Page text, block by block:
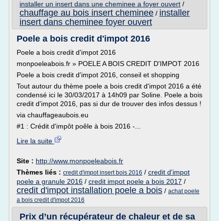
installer un insert dans une cheminee a foyer ouvert /
chauffage au bois insert cheminee / installer
insert dans cheminee foyer ouvert
Poele a bois credit d'impot 2016
Poele a bois credit d'impot 2016
monpoeleabois.fr » POELE A BOIS CREDIT D'IMPOT 2016
Poele a bois credit d'impot 2016, conseil et shopping
Tout autour du thème poele a bois credit d'impot 2016 a été
condensé ici le 30/03/2017 à 14h09 par Soline. Poele a bois
credit d'impot 2016, pas si dur de trouver des infos dessus !
via chauffageaubois.eu
#1 : Crédit d'impôt poêle à bois 2016 -...
Lire la suite
Site : http://www.monpoeleabois.fr
Thèmes liés : credit d'impot insert bois 2016 / credit d'impot
poele a granule 2016 / credit impot poele a bois 2017 /
credit d'impot installation poele a bois / achat poele
a bois credit d'impot 2016
Prix d’un récupérateur de chaleur et de sa